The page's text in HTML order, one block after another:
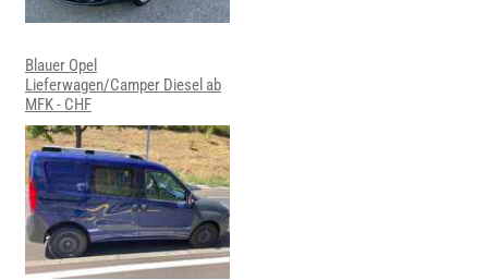
Blauer Opel
Lieferwagen/Camper Diesel ab
MFK - CHF